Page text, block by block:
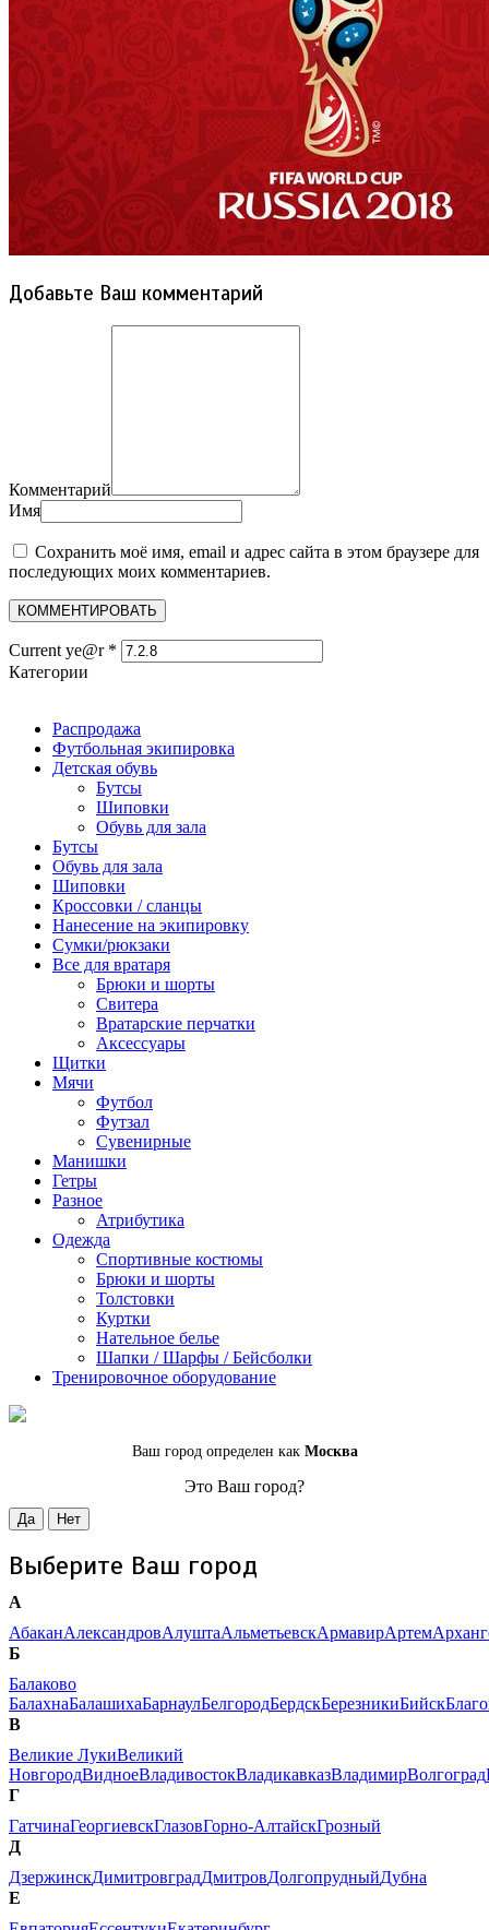
Добавьте Ваш комментарий
Комментарий
Имя
Сохранить моё имя, email и адрес сайта в этом браузере для
последующих моих комментариев.
Current ye@r *
Категории
Распродажа
Футбольная экипировка
Детская обувь
Бутсы
Шиповки
Обувь для зала
Бутсы
Обувь для зала
Шиповки
Кроссовки / сланцы
Нанесение на экипировку
Сумки/рюкзаки
Все для вратаря
Брюки и шорты
Cвитера
Вратарские перчатки
Аксессуары
Щитки
Мячи
Футбол
Футзал
Сувенирные
Манишки
Гетры
Разное
Атрибутика
Одежда
Спортивные костюмы
Брюки и шорты
Толстовки
Куртки
Нательное белье
Шапки / Шарфы / Бейсболки
Тренировочное оборудование
Ваш город определен как Москва
Это Ваш город?
Да Нет
Выберите Ваш город
А
АбаканАлександровАлуштаАльметьевскАрмавирАртем
Б
Балаково
БалахнаБалашихаБарнаулБелгородБердскБерезникиБийск
В
Великие ЛукиВеликий
НовгородВидноеВладивостокВладикавказВладимирВолгоград
Г
ГатчинаГеоргиевскГлазовГорно-АлтайскГрозный
Д
ДзержинскДимитровградДмитровДолгопрудныйДубна
Е